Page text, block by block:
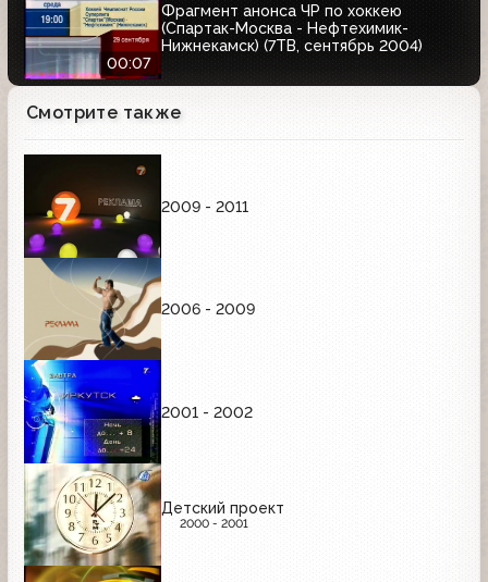
00:07
Фрагмент анонса ЧР по хоккею
(Спартак-Москва - Нефтехимик-
Нижнекамск) (7ТВ, сентябрь 2004)
Смотрите также
2009 - 2011
2006 - 2009
2001 - 2002
Детский проект
2000 - 2001